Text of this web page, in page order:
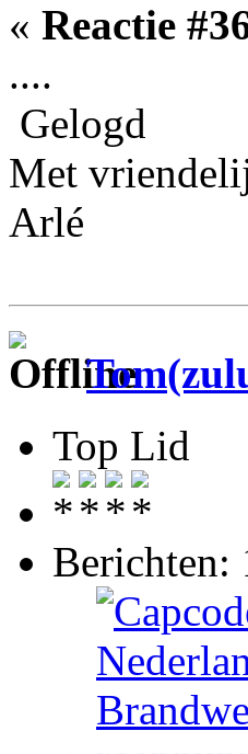
« Reactie
....
Gelogd
Met
Arlé
Top Lid
Berichten: